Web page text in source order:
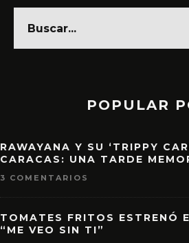
POPULAR
RAWAYANA Y SU ‘TRIPPY
CARACAS: UNA TARDE
3 COMENTARIOS
TOMATES FRITOS ESTRENÓ
“ME VEO SIN TI”